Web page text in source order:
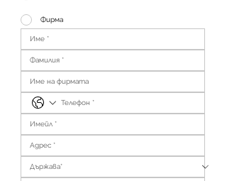
Фирма